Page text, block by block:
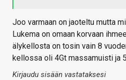
Joo varmaan on jaoteltu mutta
Lukema on omaan korvaan
älykellosta on tosin vain 8
kellossa oli 4Gt massamuisti ja
Kirjaudu sisään vastataksesi